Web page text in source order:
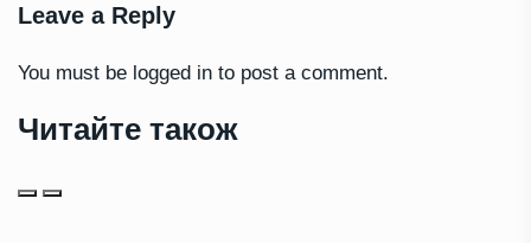
Leave a Reply
You must be logged in to post a comment.
Читайте також